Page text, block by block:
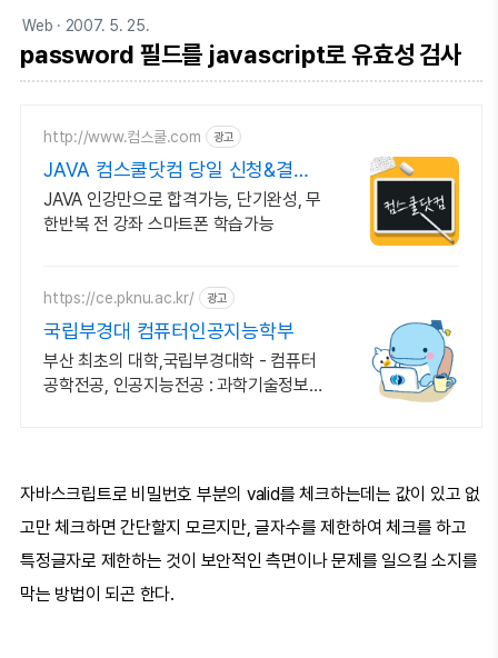
Web · 2007. 5. 25.
password 필드를 javascript로 유효성 검사
http://www.컴스쿨.com 광고
JAVA 컴스쿨닷컴 당일 신청&결제
시 기프티콘!
JAVA 인강만으로 합격가능, 단기완성, 무
한반복 전 강좌 스마트폰 학습가능
https://ce.pknu.ac.kr/ 광고
국립부경대 컴퓨터인공지능학부
부산 최초의 대학,국립부경대학 - 컴퓨터
공학전공, 인공지능전공 : 과학기술정보통
자바스크립트로 비밀번호 부분의 valid를 체크하는데는 값이 있고 없
고만 체크하면 간단할지 모르지만, 글자수를 제한하여 체크를 하고
특정글자로 제한하는 것이 보안적인 측면이나 문제를 일으킬 소지를
막는 방법이 되곤 한다.